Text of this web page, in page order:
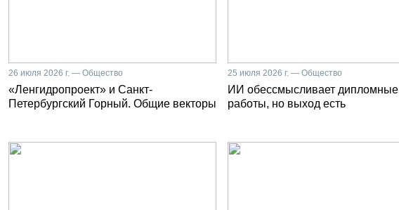
26 июля 2026 г. — Общество
«Ленгидропроект» и Санкт-
Петербургский Горный. Общие векторы
25 июля 2026 г. — Общество
ИИ обессмысливает дипломные
работы, но выход есть